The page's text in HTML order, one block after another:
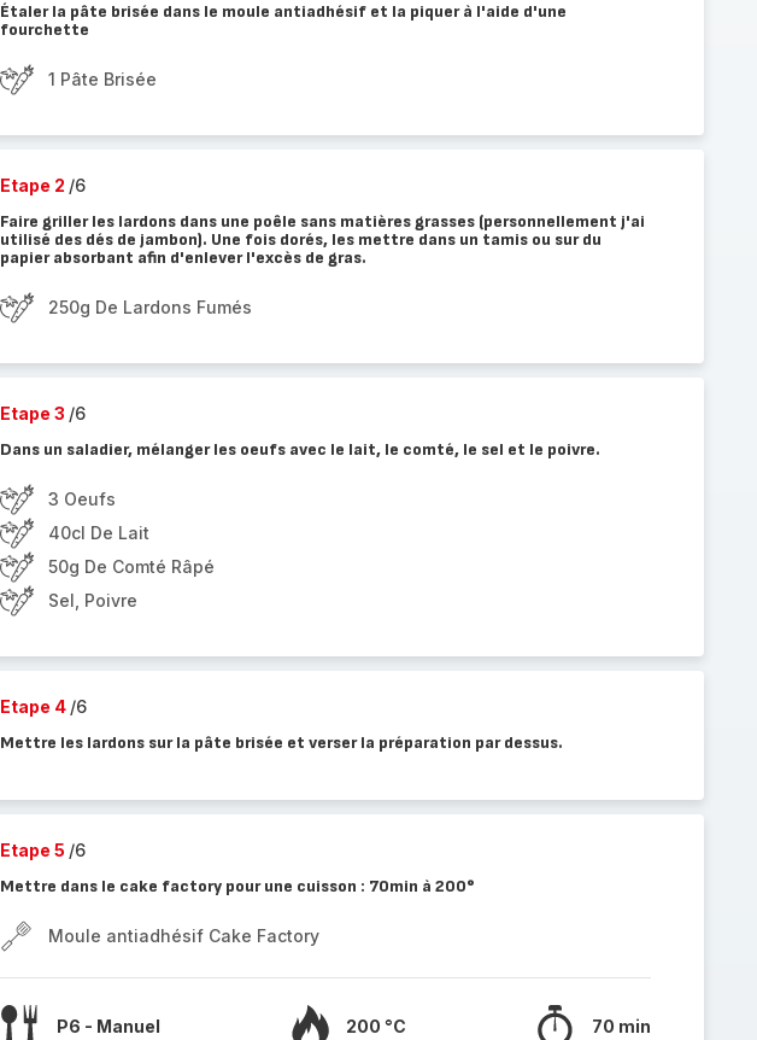
Étaler la pâte brisée dans le moule antiadhésif et la piquer à l'aide d'une
fourchette
1 Pâte Brisée
Etape 2 /6
Faire griller les lardons dans une poêle sans matières grasses (personnellement j'ai
utilisé des dés de jambon). Une fois dorés, les mettre dans un tamis ou sur du
papier absorbant afin d'enlever l'excès de gras.
250g De Lardons Fumés
Etape 3 /6
Dans un saladier, mélanger les oeufs avec le lait, le comté, le sel et le poivre.
3 Oeufs
40cl De Lait
50g De Comté Râpé
Sel, Poivre
Etape 4 /6
Mettre les lardons sur la pâte brisée et verser la préparation par dessus.
Etape 5 /6
Mettre dans le cake factory pour une cuisson : 70min à 200°
Moule antiadhésif Cake Factory
P6 - Manuel 200 °C 70 min